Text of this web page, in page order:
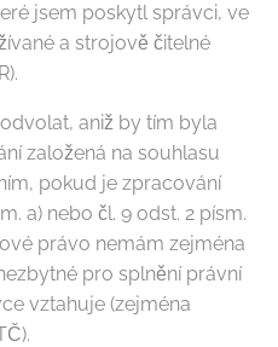
jsem poskytl správci, ve
a strojově čitelné
aniž by tím byla
založená na souhlasu
pokud je zpracování
a) nebo čl. 9 odst. 2 písm.
právo nemám zejména
pro splnění právní
vztahuje (zejména